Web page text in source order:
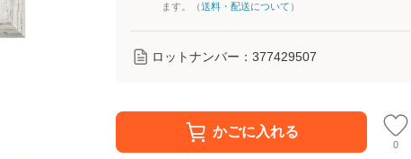
ます。（送料・配送について ）
ロットナンバー： 377429507
かごに入れる
0